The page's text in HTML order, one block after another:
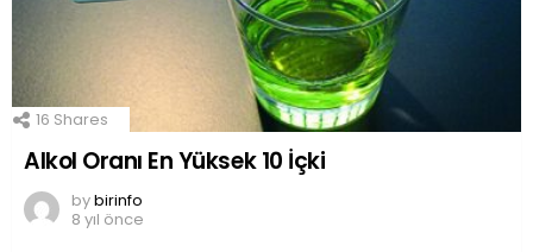
16 Shares
Alkol Oranı En Yüksek 10 İçki
bybirinfo
8 yıl önce